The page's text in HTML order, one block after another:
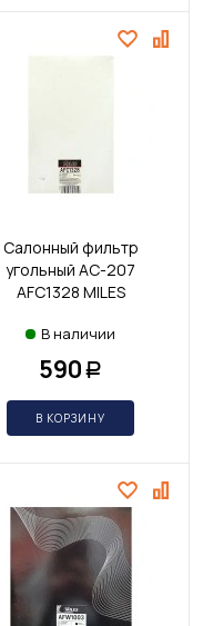
Салонный фильтр
угольный AC-207
AFC1328 MILES
В наличии
590 Р
В КОРЗИНУ